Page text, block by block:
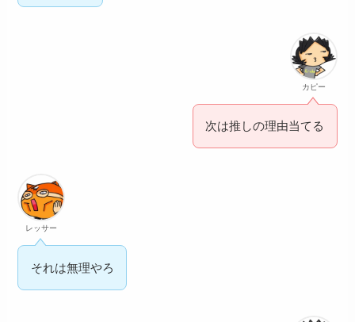
カピー
次は推しの理由当てる
レッサー
それは無理やろ